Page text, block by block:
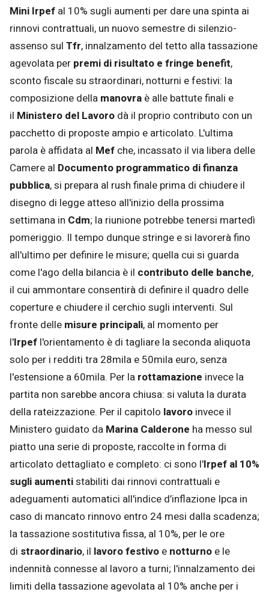
Mini Irpef al 10% sugli aumenti per dare una spinta ai
rinnovi contrattuali, un nuovo semestre di silenzio-
assenso sul Tfr, innalzamento del tetto alla tassazione
agevolata per premi di risultato e fringe benefit,
sconto fiscale su straordinari, notturni e festivi: la
composizione della manovra è alle battute finali e
il Ministero del Lavoro dà il proprio contributo con un
pacchetto di proposte ampio e articolato. L'ultima
parola è affidata al Mef che, incassato il via libera delle
Camere al Documento programmatico di finanza
pubblica, si prepara al rush finale prima di chiudere il
disegno di legge atteso all'inizio della prossima
settimana in Cdm; la riunione potrebbe tenersi martedì
pomeriggio. Il tempo dunque stringe e si lavorerà fino
all'ultimo per definire le misure; quella cui si guarda
come l'ago della bilancia è il contributo delle banche,
il cui ammontare consentirà di definire il quadro delle
coperture e chiudere il cerchio sugli interventi. Sul
fronte delle misure principali, al momento per
l'Irpef l'orientamento è di tagliare la seconda aliquota
solo per i redditi tra 28mila e 50mila euro, senza
l'estensione a 60mila. Per la rottamazione invece la
partita non sarebbe ancora chiusa: si valuta la durata
della rateizzazione. Per il capitolo lavoro invece il
Ministero guidato da Marina Calderone ha messo sul
piatto una serie di proposte, raccolte in forma di
articolato dettagliato e completo: ci sono l'Irpef al 10%
sugli aumentistabiliti dai rinnovi contrattuali e
adeguamenti automatici all'indice d’inflazione Ipca in
caso di mancato rinnovo entro 24 mesi dalla scadenza;
la tassazione sostitutiva fissa, al 10%, per le ore
di straordinario, il lavoro festivo e notturno e le
indennità connesse al lavoro a turni; l'innalzamento dei
limiti della tassazione agevolata al 10% anche per i